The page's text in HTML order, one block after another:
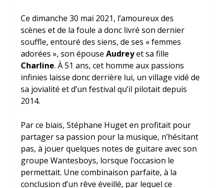
Ce dimanche 30 mai 2021, l’amoureux des
scènes et de la foule a donc livré son dernier
souffle, entouré des siens, de ses « femmes
adorées », son épouseAudreyet sa fille
Charline. À 51 ans, cet homme aux passions
infinies laisse donc derrière lui, un village vidé de
sa jovialité et d’un festival qu’il pilotait depuis
2014.
Par ce biais, Stéphane Huget en profitait pour
partager sa passion pour la musique, n’hésitant
pas, à jouer quelques notes de guitare avec son
groupe Wantesboys, lorsque l’occasion le
permettait. Une combinaison parfaite, à la
conclusion d’un rêve éveillé, par lequel ce